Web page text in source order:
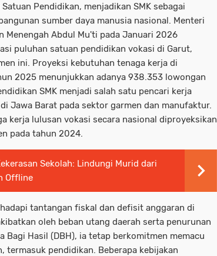
Pendidikan, menjadikan SMK sebagai
sumber daya manusia nasional. Menteri
Menengah Abdul Mu'ti pada Januari 2026
puluhan satuan pendidikan vokasi di Garut,
ini. Proyeksi kebutuhan tenaga kerja di
2025 menunjukkan adanya 938.353 lowongan
SMK menjadi salah satu pencari kerja
Jawa Barat pada sektor garmen dan manufaktur.
kerja lulusan vokasi secara nasional diproyeksikan
pada tahun 2024.
Sekolah: Lindungi Murid dari
Offline
tantangan fiskal dan defisit anggaran di
oleh beban utang daerah serta penurunan
Bagi Hasil (DBH), ia tetap berkomitmen memacu
termasuk pendidikan. Beberapa kebijakan